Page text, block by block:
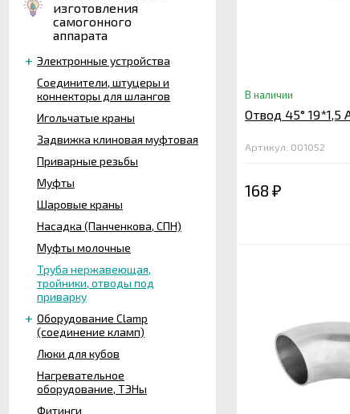
изготовления
самогонного
аппарата
Электронные устройства
Соединители, штуцеры и
коннекторы для шлангов
Игольчатые краны
Задвижка клиновая муфтовая
Приварные резьбы
Муфты
Шаровые краны
Насадка (Панченкова, СПН)
Муфты молочные
Труба нержавеющая,
тройники, отводы под
приварку
Оборудование Clamp
(соединение кламп)
Люки для кубов
Нагревательное
оборудование, ТЭНы
Фитинги
В наличии
Отвод 45° 19*1,5
Артикул: 001052
168 ₽